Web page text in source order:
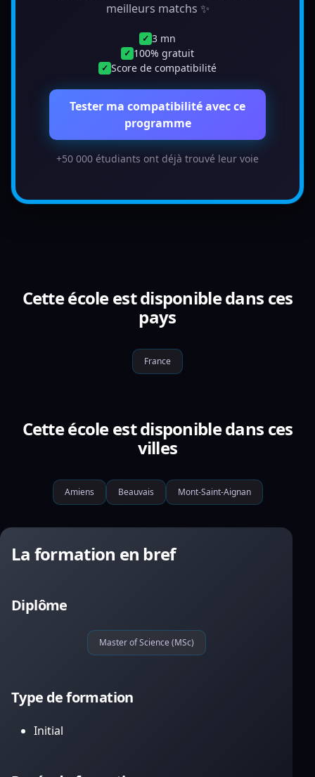
meilleurs matchs ✨
✓ 3 mn
✓ 100% gratuit
✓ Score de compatibilité
Tester ma compatibilité avec ce
programme
+50 000 étudiants ont déjà trouvé leur voie
Cette école est disponible dans ces
pays
France
Cette école est disponible dans ces
villes
Amiens Beauvais Mont-Saint-Aignan
La formation en bref
Diplôme
Master of Science (MSc)
Type de formation
Initial